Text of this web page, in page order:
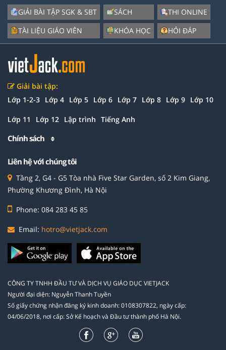
GIẢI BÀI TẬP SGK & SBT
TÀI LIỆU GIÁO VIÊN
SÁCH
KHÓA HỌC
THI ONLINE
HỎI ĐÁP
Giải bài tập:
Lớp 1-2-3 Lớp 4 Lớp 5 Lớp 6 Lớp 7 Lớp 8 Lớp 9 Lớp 10
Lớp 11 Lớp 12 Lập trình Tiếng Anh
Chính sách
Liên hệ với chúng tôi
Tầng 2, G4 - G5 Tòa nhà Five Star Garden, số 2 Kim Giang,
Phường Khương Đình, Hà Nội
Phone: 084 283 45 85
Email: hotro@vietjack.com
CÔNG TY TNHH ĐẦU TƯ VÀ DỊCH VỤ GIÁO DỤC VIETJACK
Người đại diện: Nguyễn Thanh Tuyền
Số giấy chứng nhận đăng ký kinh doanh: 0108307822, ngày cấp:
04/06/2018, nơi cấp: Sở Kế hoạch và Đầu tư thành phố Hà Nội.